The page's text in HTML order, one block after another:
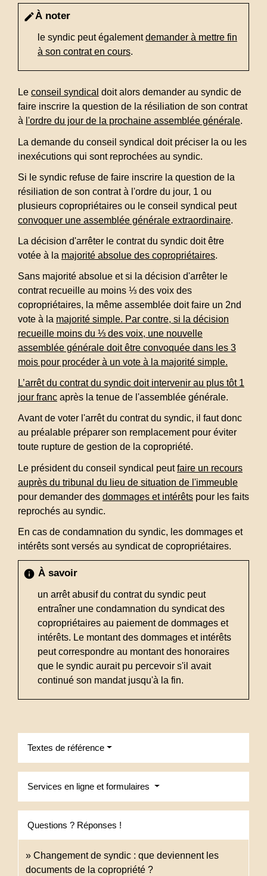
editÀ noter
le syndic peut égalementdemander à mettre fin
à son contrat en cours.
Le conseil syndical doit alors demander au syndic de
faire inscrire la question de la résiliation de son contrat
à l'ordre du jour de la prochaine assemblée générale.
La demande du conseil syndical doit préciser la ou les
inexécutions qui sont reprochées au syndic.
Si le syndic refuse de faire inscrire la question de la
résiliation de son contrat à l'ordre du jour, 1 ou
plusieurs copropriétaires ou le conseil syndical peut
convoquer une assemblée générale extraordinaire.
La décision d'arrêter le contrat du syndic doit être
votée à la majorité absolue des copropriétaires.
Sans majorité absolue et si la décision d'arrêter le
contrat recueille au moins ⅓ des voix des
copropriétaires, la même assemblée doit faire un 2nd
vote à la majorité simple. Par contre, si la décision
recueille moins du ⅓ des voix, une nouvelle
assemblée générale doit être convoquée dans les 3
mois pour procéder à un vote à la majorité simple.
L’arrêt du contrat du syndic doit intervenir au plus tôt 1
jour franc après la tenue de l'assemblée générale.
Avant de voter l'arrêt du contrat du syndic, il faut donc
au préalable préparer son remplacement pour éviter
toute rupture de gestion de la copropriété.
Le président du conseil syndical peutfaire un recours
auprès du tribunal du lieu de situation de l'immeuble
pour demander des dommages et intérêts pour les faits
reprochés au syndic.
En cas de condamnation du syndic, les dommages et
intérêts sont versés au syndicat de copropriétaires.
info À savoir
un arrêt abusif du contrat du syndic peut
entraîner une condamnation du syndicat des
copropriétaires au paiement de dommages et
intérêts. Le montant des dommages et intérêts
peut correspondre au montant des honoraires
que le syndic aurait pu percevoir s'il avait
continué son mandat jusqu'à la fin.
Textes de référence
Services en ligne et formulaires
Questions ? Réponses !
Changement de syndic : que deviennent les
documents de la copropriété ?